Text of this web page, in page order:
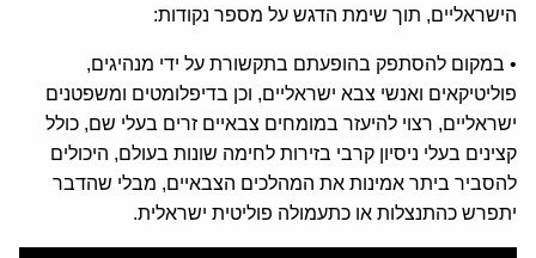
הישראליים, תוך שימת הדגש על מספר נקודות:
• במקום להסתפק בהופעתם בתקשורת על ידי מנהיגים,
פוליטיקאים ואנשי צבא ישראליים, וכן בדיפלומטים ומשפטנים
ישראליים, רצוי להיעזר במומחים צבאיים זרים בעלי שם, כולל
קצינים בעלי ניסיון קרבי בזירות לחימה שונות בעולם, היכולים
להסביר ביתר אמינות את המהלכים הצבאיים, מבלי שהדבר
יתפרש כהתנצלות או כתעמולה פוליטית ישראלית.